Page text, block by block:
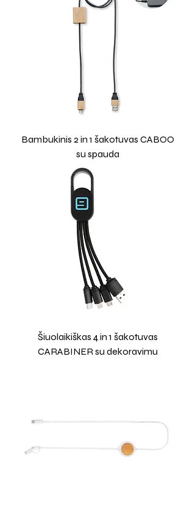
Bambukinis 2 in 1 šakotuvas CABOO
su spauda
Šiuolaikiškas 4 in 1 šakotuvas
CARABINER su dekoravimu